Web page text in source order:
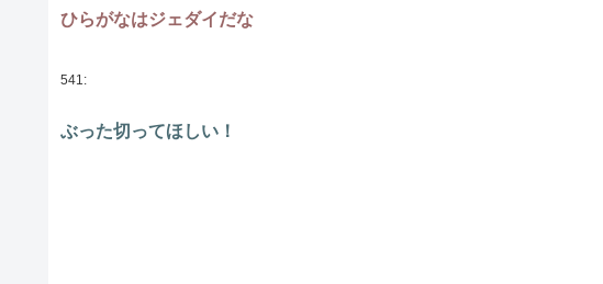
ひらがなはジェダイだな
541:
ぶった切ってほしい！